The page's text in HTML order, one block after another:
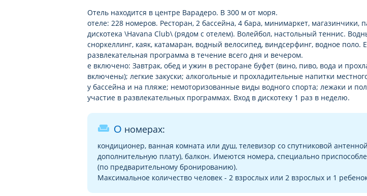
программы)
настольные игры бесплатно
2 раза в неделю уроки игры на ударных
инструментах (бесплатно)
Отель находится в центре Варадеро. В 300 м от моря.
отеле: 228 номеров. Ресторан, 2 бассейна, 4 бара, минимаркет, магазинчики,
дискотека \Havana Club\ (рядом с отелем). Волейбол, настольный теннис.
сноркеллинг, каяк, катамаран, водный велосипед, виндсерфинг, водное поло.
развлекательная программа в течение всего дня и вечером.
е включено: Завтрак, обед и ужин в ресторане буфет (вино, пиво, вода и
включены); легкие закуски; алкогольные и прохладительные напитки
у бассейна и на пляже; немоторизованные виды водного спорта; лежаки и
участие в развлекательных программах. Вход в дискотеку 1 раз в неделю.
weekend О номерах:
кондиционер, ванная комната или душ, телевизор со спутниковой
дополнительную плату), балкон. Имеются номера, специально
(по предварительному бронированию).
Максимальное количество человек - 2 взрослых или 2 взрослых и 1